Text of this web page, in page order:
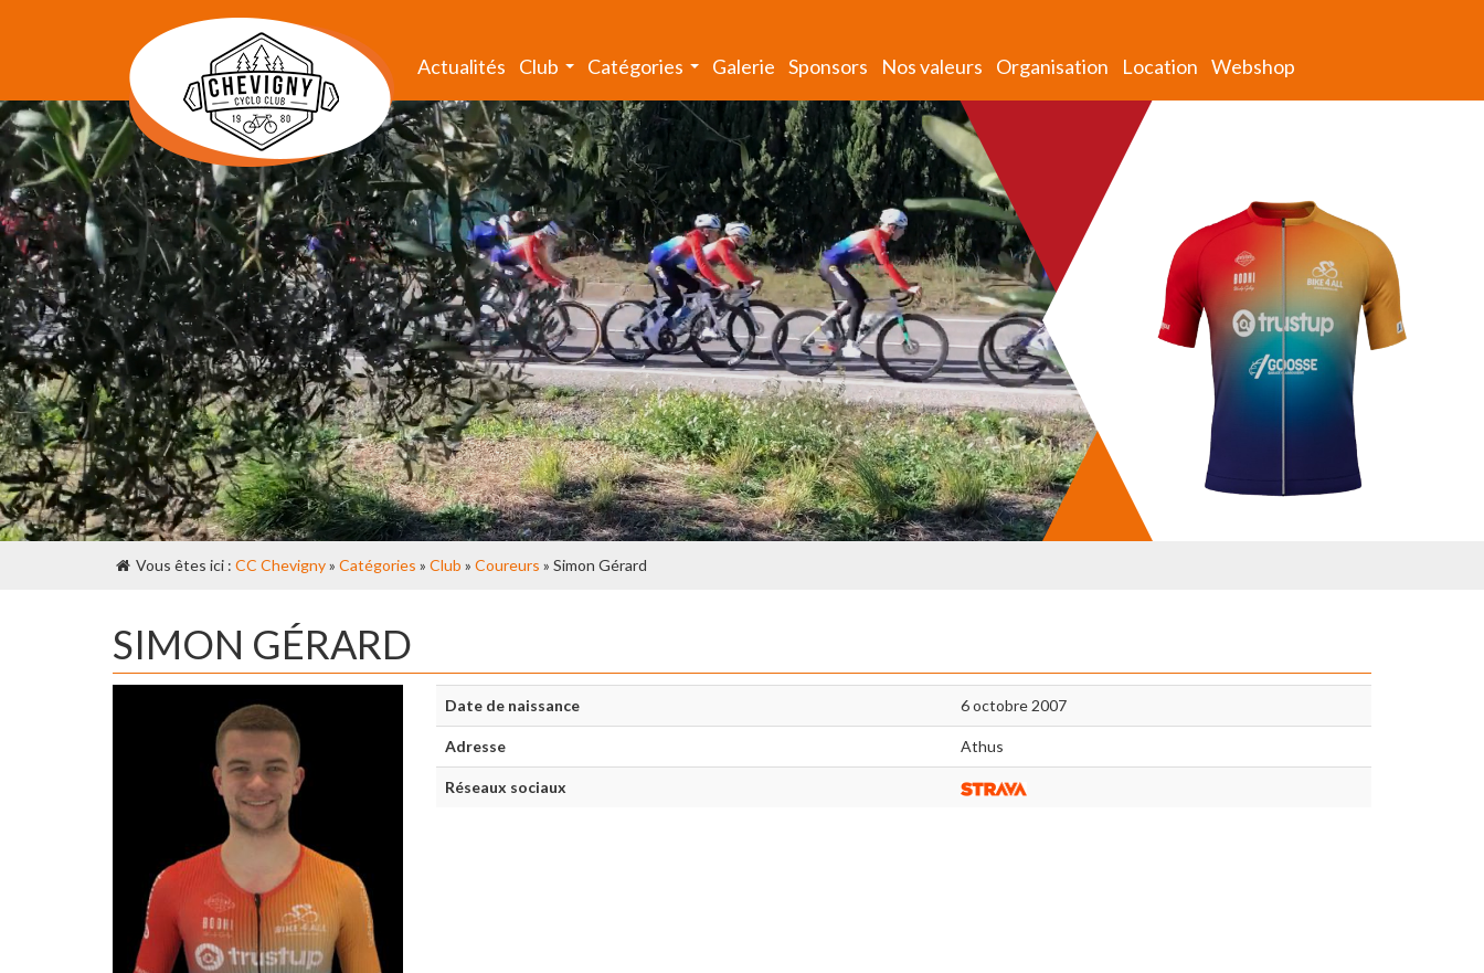
Actualités Club Catégories Galerie Sponsors Nos valeurs Organisation Location Webshop
Vous êtes ici : CC Chevigny» Catégories » Club » Coureurs » Simon Gérard
SIMON GÉRARD
Date de naissance 6 octobre 2007
Adresse Athus
Réseaux sociaux